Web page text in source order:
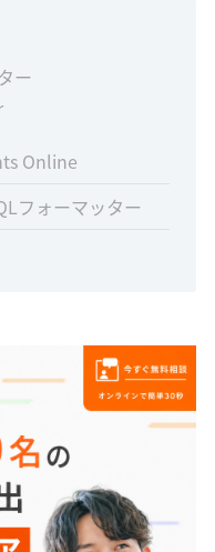
ー
Online
フォーマッター